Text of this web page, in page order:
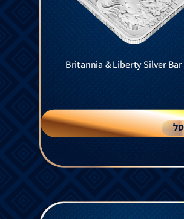
Britannia & Liberty Silver Bar